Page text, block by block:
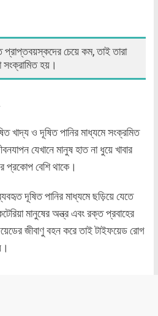
চেয়ে কম, তাই তারা
সংক্রামিত হয়।
খাদ্য ও দূষিত পানির মাধ্যমে সংক্রমিত
যেখানে মানুষ হাত না ধুয়ে খাবার
প্রকোপ বেশি থাকে।
দূষিত পানির মাধ্যমে ছড়িয়ে যেতে
মানুষের অন্ত্র এবং রক্ত প্রবাহের
জীবাণু বহন করে তাই টাইফয়েড রোগ